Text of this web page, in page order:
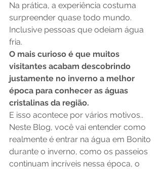
Na prática, a experiência costuma
surpreender quase todo mundo.
Inclusive pessoas que odeiam água
fria.
O mais curioso é que muitos
visitantes acabam descobrindo
justamente no inverno a melhor
época para conhecer as águas
cristalinas da região.
E isso acontece por vários motivos..
Neste Blog, você vai entender como
realmente é entrar na água em Bonito
durante o inverno, como os passeios
continuam incríveis nessa época, o